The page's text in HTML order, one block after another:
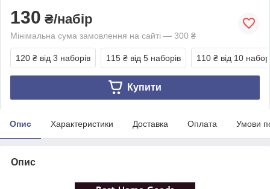
130 ₴/набір
Мінімальна сума замовлення на сайті — 300 ₴
120 ₴ від 3 наборів 115 ₴ від 5 наборів 110 ₴ від 10
Купити
Опис Характеристики Доставка Оплата Умови
Опис